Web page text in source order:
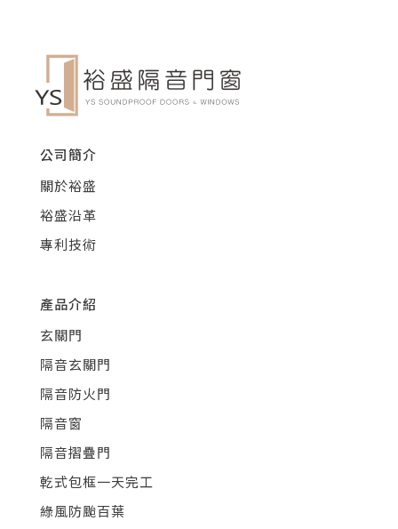
公司簡介
關於裕盛
裕盛沿革
專利技術
產品介紹
玄關門
隔音玄關門
隔音防火門
隔音窗
隔音摺疊門
乾式包框一天完工
綠風防颱百葉